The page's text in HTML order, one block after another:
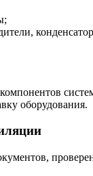
оборудования.